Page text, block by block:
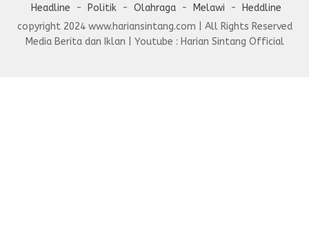
Headline
Politik Olahraga Melawi
Heddline
copyright 2024 www.hariansintang.com | All Rights Reserved
Media Berita dan Iklan | Youtube : Harian Sintang Official